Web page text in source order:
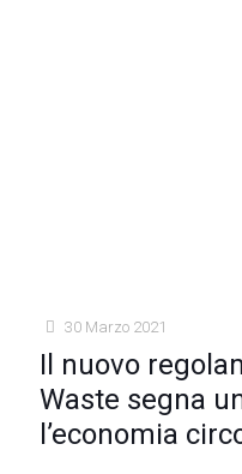
30 Marzo 2021
Il nuovo
Waste segna
l’economia